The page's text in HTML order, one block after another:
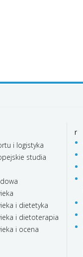
i logistyka
studia
i dietetyka
i dietoterapia
i ocena
r